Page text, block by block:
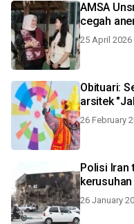
AMSA
cegah
25 April 2026
Obituari:
arsitek
26 February
Polisi Iran
kerusuhan
26 January